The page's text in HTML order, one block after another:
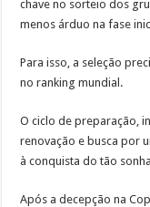
chave no sorteio dos
menos árduo na fase
Para isso, a seleção
no ranking mundial.
O ciclo de preparação,
renovação e busca por
à conquista do tão
Após a decepção na